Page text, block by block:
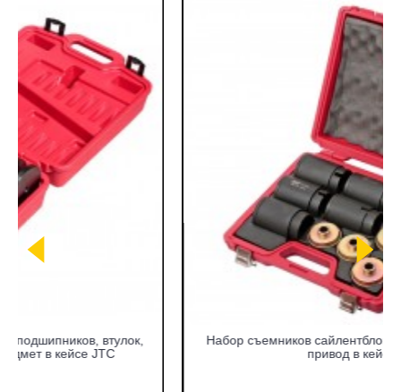
Набор съемников сайлентблоков под гидравлический